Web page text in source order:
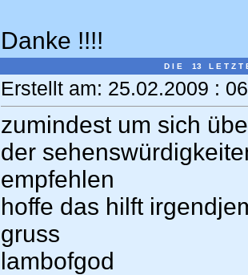
Danke !!!!
D I E 13 L E T Z T
Erstellt am: 25.02.2009 :
zumindest um sich
der
empfehlen
hoffe das hilft
gruss
lambofgod